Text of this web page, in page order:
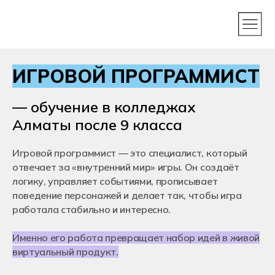
ИГРОВОЙ ПРОГРАММИСТ
— обучение в колледжах
Алматы после 9 класса
Игровой программист — это специалист, который
отвечает за «внутренний мир» игры. Он создаёт
логику, управляет событиями, прописывает
поведение персонажей и делает так, чтобы игра
работала стабильно и интересно.
Именно его работа превращает набор идей в живой
виртуальный продукт.